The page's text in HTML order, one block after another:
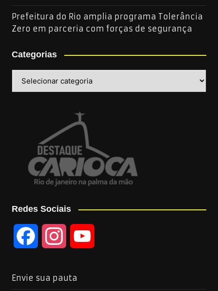
Prefeitura do Rio amplia programa Tolerância
Zero em parceria com forças de segurança
Categorias
Redes Sociais
Envie sua pauta